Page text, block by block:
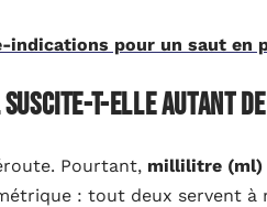
indications pour un saut en
t-elle autant
Pourtant, millilitre (ml)
: tout deux servent à